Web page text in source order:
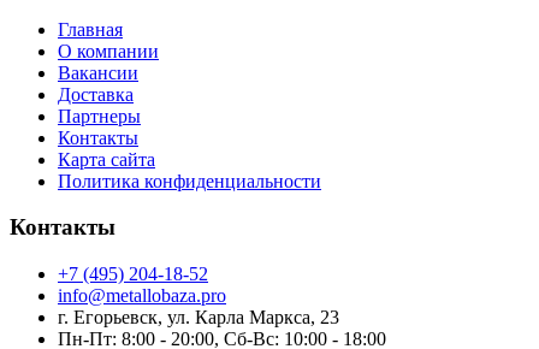
Главная
О компании
Вакансии
Доставка
Партнеры
Контакты
Карта сайта
Политика конфиденциальности
Контакты
+7 (495) 204-18-52
info@metallobaza.pro
г. Егорьевск, ул. Карла Маркса, 23
Пн-Пт: 8:00 - 20:00, Сб-Вс: 10:00 - 18:00